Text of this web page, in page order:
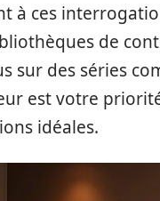
à ces
de
sur des séries
est votre
idéales.